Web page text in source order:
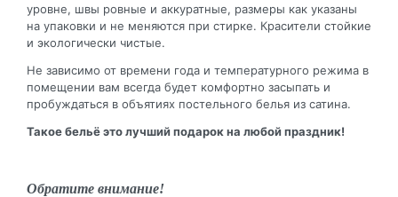
уровне, швы ровные и аккуратные, размеры как указаны
на упаковки и не меняются при стирке. Красители стойкие
и экологически чистые.
Не зависимо от времени года и температурного режима в
помещении вам всегда будет комфортно засыпать и
пробуждаться в объятиях постельного белья из сатина.
Такое бельё это лучший подарок на любой праздник!
Обратите внимание!